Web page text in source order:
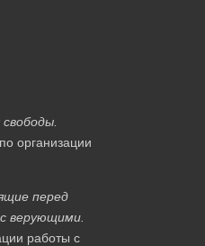
организации
перед
верующими.
работы с